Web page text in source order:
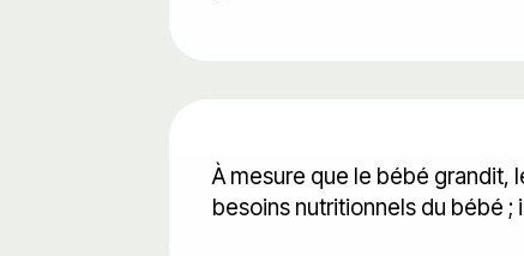
À mesure que le bébé grandit,
besoins nutritionnels du bébé